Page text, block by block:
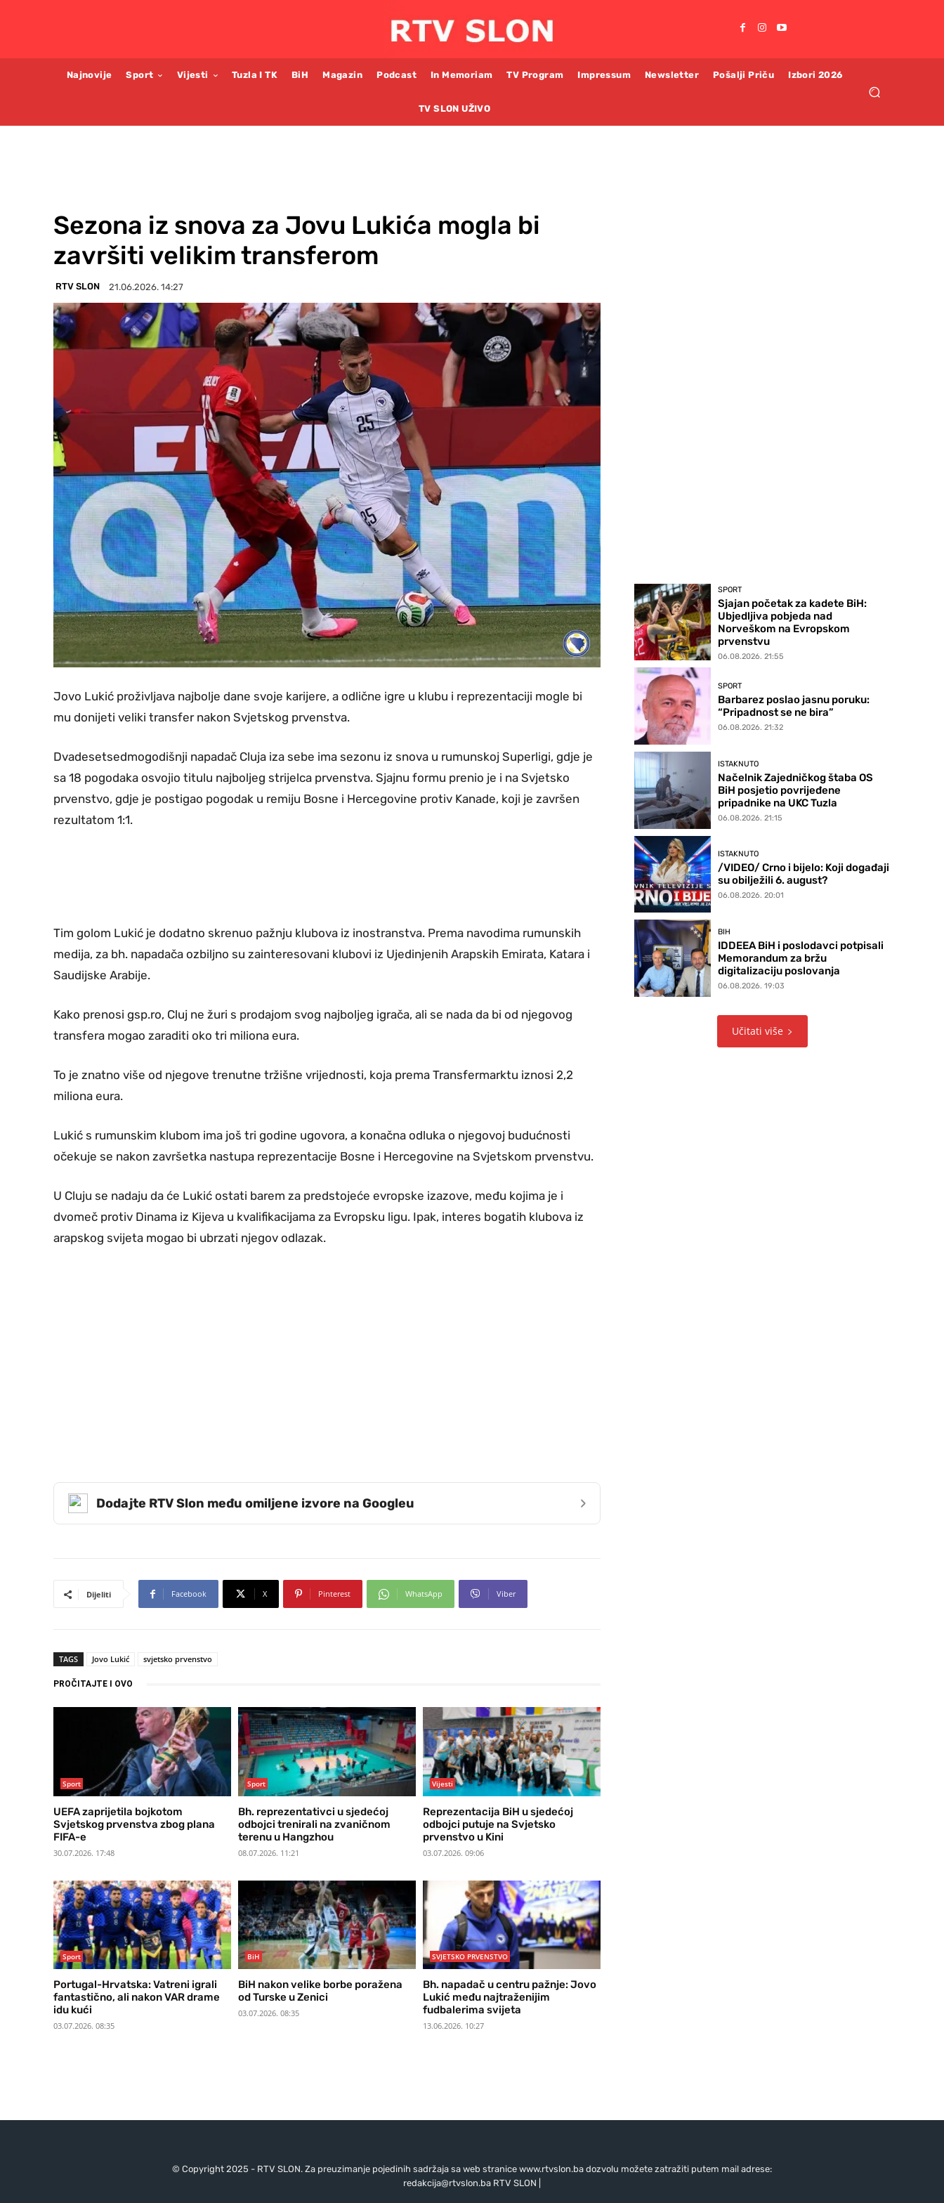
Najnovije Sport Vijesti Tuzla I TK BiH Magazin Podcast In Memoriam TV Program Impressum Newsletter Pošalji Priču Izbori 2026
TV SLON UŽIVO
Sezona iz snova za Jovu Lukića mogla bi
završiti velikim transferom
RTV SLON 21.06.2026. 14:27
Jovo Lukić proživljava najbolje dane svoje karijere, a odlične igre u klubu i reprezentaciji mogle bi
mu donijeti veliki transfer nakon Svjetskog prvenstva.
Dvadesetsedmogodišnji napadač Cluja iza sebe ima sezonu iz snova u rumunskoj Superligi, gdje je
sa 18 pogodaka osvojio titulu najboljeg strijelca prvenstva. Sjajnu formu prenio je i na Svjetsko
prvenstvo, gdje je postigao pogodak u remiju Bosne i Hercegovine protiv Kanade, koji je završen
rezultatom 1:1.
Tim golom Lukić je dodatno skrenuo pažnju klubova iz inostranstva. Prema navodima rumunskih
medija, za bh. napadača ozbiljno su zainteresovani klubovi iz Ujedinjenih Arapskih Emirata, Katara i
Saudijske Arabije.
Kako prenosi gsp.ro, Cluj ne žuri s prodajom svog najboljeg igrača, ali se nada da bi od njegovog
transfera mogao zaraditi oko tri miliona eura.
To je znatno više od njegove trenutne tržišne vrijednosti, koja prema Transfermarktu iznosi 2,2
miliona eura.
Lukić s rumunskim klubom ima još tri godine ugovora, a konačna odluka o njegovoj budućnosti
očekuje se nakon završetka nastupa reprezentacije Bosne i Hercegovine na Svjetskom prvenstvu.
U Cluju se nadaju da će Lukić ostati barem za predstojeće evropske izazove, među kojima je i
dvomeč protiv Dinama iz Kijeva u kvalifikacijama za Evropsku ligu. Ipak, interes bogatih klubova iz
arapskog svijeta mogao bi ubrzati njegov odlazak.
Dodajte RTV Slon među omiljene izvore na Googleu ›
Dijeliti Facebook X Pinterest WhatsApp Viber
TAGS Jovo Lukić svjetsko prvenstvo
PROČITAJTE I OVO
Sport
UEFA zaprijetila bojkotom
Svjetskog prvenstva zbog plana
FIFA-e
30.07.2026. 17:48
Sport
Bh. reprezentativci u sjedećoj
odbojci trenirali na zvaničnom
terenu u Hangzhou
08.07.2026. 11:21
Vijesti
Reprezentacija BiH u sjedećoj
odbojci putuje na Svjetsko
prvenstvo u Kini
03.07.2026. 09:06
Sport
Portugal-Hrvatska: Vatreni igrali
fantastično, ali nakon VAR drame
idu kući
03.07.2026. 08:35
BiH
BiH nakon velike borbe poražena
od Turske u Zenici
03.07.2026. 08:35
SVJETSKO PRVENSTVO
Bh. napadač u centru pažnje: Jovo
Lukić među najtraženijim
fudbalerima svijeta
13.06.2026. 10:27
SPORT
Sjajan početak za kadete BiH:
Ubjedljiva pobjeda nad
Norveškom na Evropskom
prvenstvu
06.08.2026. 21:55
SPORT
Barbarez poslao jasnu poruku:
“Pripadnost se ne bira”
06.08.2026. 21:32
ISTAKNUTO
Načelnik Zajedničkog štaba OS
BiH posjetio povrijeđene
pripadnike na UKC Tuzla
06.08.2026. 21:15
ISTAKNUTO
/VIDEO/ Crno i bijelo: Koji događaji
su obilježili 6. august?
06.08.2026. 20:01
BIH
IDDEEA BiH i poslodavci potpisali
Memorandum za bržu
digitalizaciju poslovanja
06.08.2026. 19:03
Učitati više
© Copyright 2025 - RTV SLON. Za preuzimanje pojedinih sadržaja sa web stranice www.rtvslon.ba dozvolu možete zatražiti putem mail adrese:
redakcija@rtvslon.baRTV SLON |